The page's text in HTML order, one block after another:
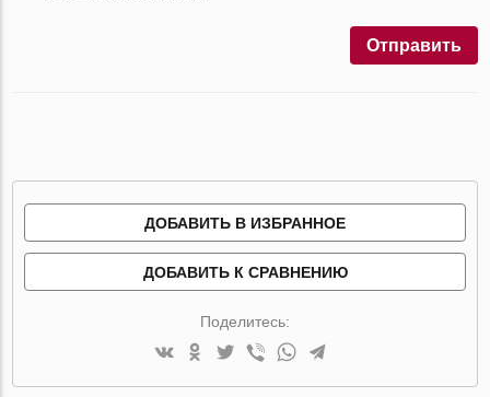
Отправить
ДОБАВИТЬ В ИЗБРАННОЕ
ДОБАВИТЬ К СРАВНЕНИЮ
Поделитесь: